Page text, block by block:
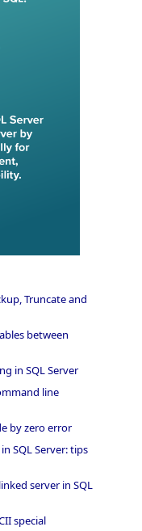
Truncate and
between
in SQL Server
line
by zero error
SQL Server: tips
server in SQL
special